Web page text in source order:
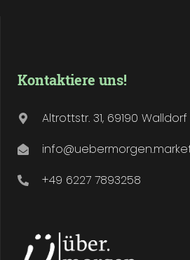
Kontaktiere uns!
Altrottstr. 31, 69190 Walldorf
+49 6227 7893258